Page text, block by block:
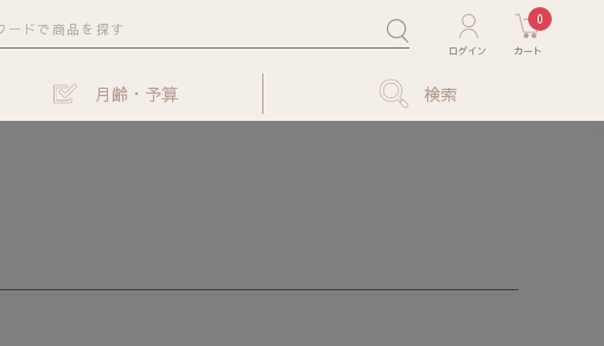
0
月齢・予算 検索